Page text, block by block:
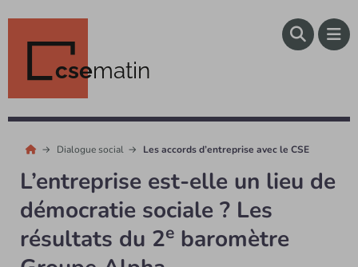
csematin
Dialogue social Les accords d’entreprise avec le CSE
L’entreprise est-elle un lieu de
démocratie sociale ? Les
résultats du 2e baromètre